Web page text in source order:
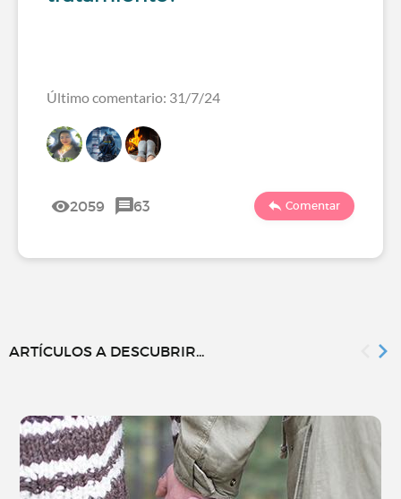
Último comentario: 31/7/24
2059 63 Comentar
ARTÍCULOS A DESCUBRIR...